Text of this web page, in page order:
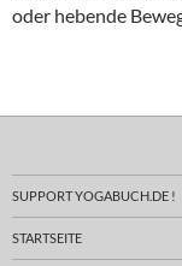
oder hebende
SUPPORT YOGABUCH.DE !
STARTSEITE